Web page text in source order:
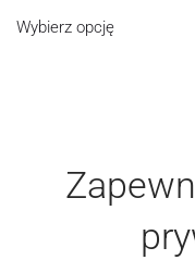
Wybierz opcję